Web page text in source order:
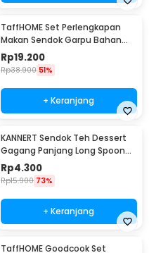
TaffHOME Set Perlengkapan
Makan Sendok Garpu Bahan
Bambu Cutlery Set - EA02510
Rp19.200
Rp38.900 51%
+ Keranjang
KANNERT Sendok Teh Dessert
Gagang Panjang Long Spoon
Stainless Steel - RR-11
Rp4.300
Rp15.900 73%
+ Keranjang
TaffHOME Goodcook Set